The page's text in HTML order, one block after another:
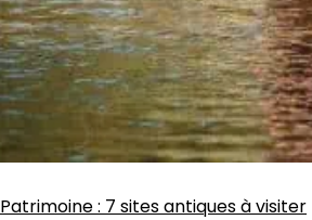
Patrimoine: 7 sites antiques à visiter